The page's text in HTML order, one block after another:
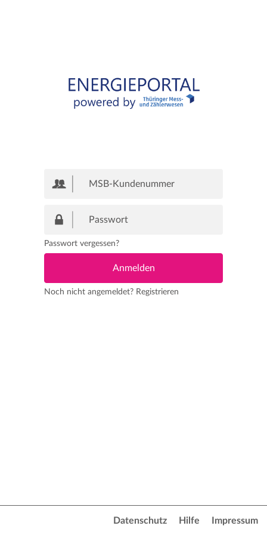
Passwort vergessen?
Noch nicht angemeldet? Registrieren
Datenschutz Hilfe Impressum